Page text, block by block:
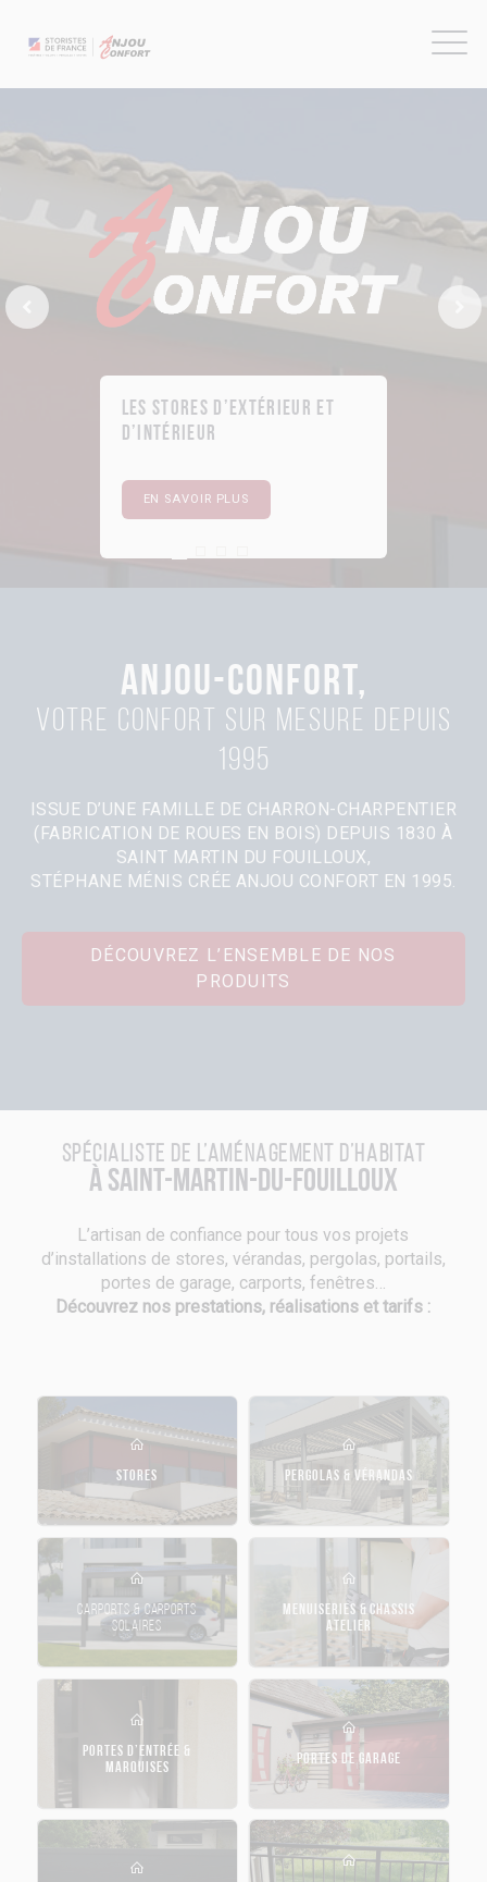
Previous Slide
Les stores d’extérieur et
d’intérieur
EN SAVOIR PLUS
First slide details.
Current Slide
Second slide details.
Third slide details.
Four slide details.
ANJOU-CONFORT,
Votre confort sur mesure depuis
1995
ISSUE D’UNE FAMILLE DE CHARRON-CHARPENTIER
(FABRICATION DE ROUES EN BOIS) DEPUIS 1830 À
SAINT MARTIN DU FOUILLOUX,
STÉPHANE MÉNIS CRÉE ANJOU CONFORT EN 1995.
DÉCOUVREZ L’ENSEMBLE DE NOS
PRODUITS
Spécialiste de l’aménagement d’habitat
à Saint-Martin-du-Fouilloux
L’artisan de confiance pour tous vos projets
d’installations de stores, vérandas, pergolas, portails,
portes de garage, carports, fenêtres…
Découvrez nos prestations, réalisations et tarifs :
STORES PERGOLAS & VÉRANDAS
CARPORTS & CARPORTS
SOLAIRES
MENUISERIES & CHASSIS
ATELIER
PORTES D’ENTRÉE &
MARQUISES
PORTES DE GARAGE